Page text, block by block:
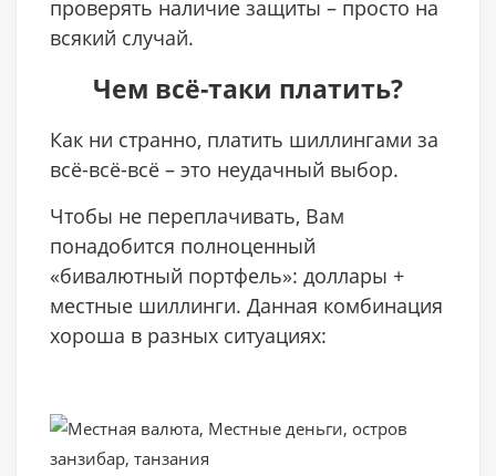
проверять наличие защиты – просто на
всякий случай.
Чем всё-таки платить?
Как ни странно, платить шиллингами за
всё-всё-всё – это неудачный выбор.
Чтобы не переплачивать, Вам
понадобится полноценный
«бивалютный портфель»: доллары +
местные шиллинги. Данная комбинация
хороша в разных ситуациях: